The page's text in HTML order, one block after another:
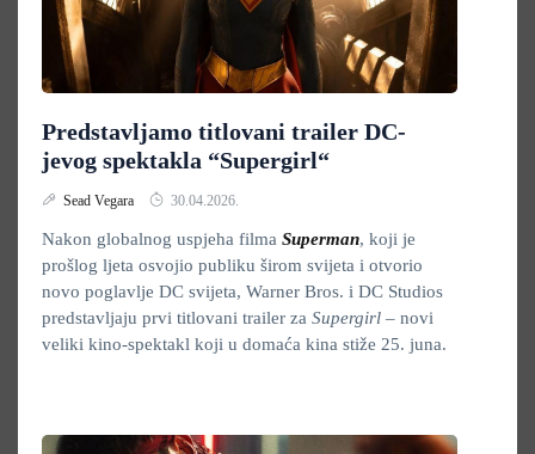
Predstavljamo titlovani trailer DC-
jevog spektakla “Supergirl“
Sead Vegara 30.04.2026.
Nakon globalnog uspjeha filma Superman, koji je
prošlog ljeta osvojio publiku širom svijeta i otvorio
novo poglavlje DC svijeta, Warner Bros. i DC Studios
predstavljaju prvi titlovani trailer za Supergirl – novi
veliki kino-spektakl koji u domaća kina stiže 25. juna.